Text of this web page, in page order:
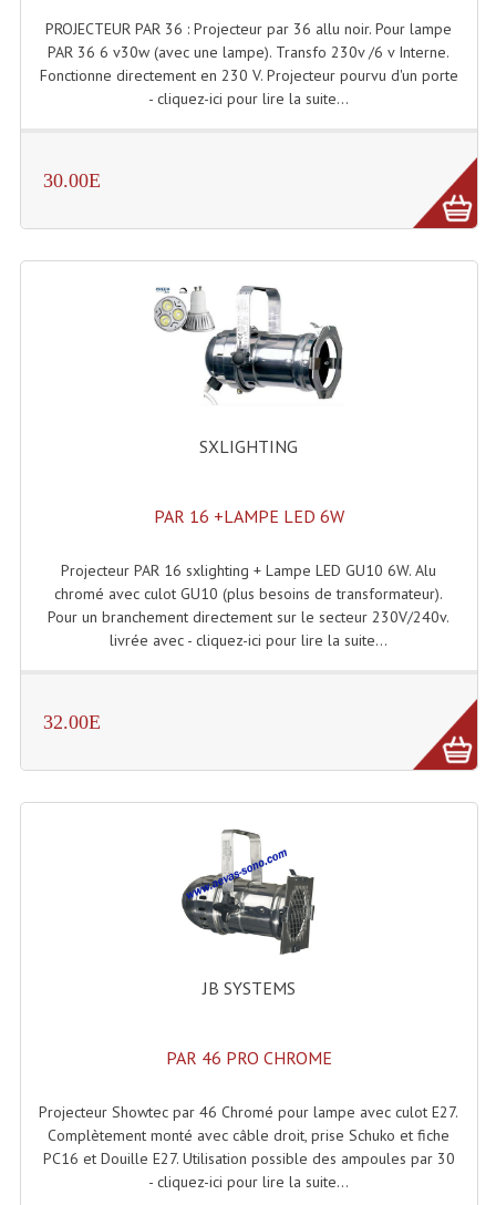
PROJECTEUR PAR 36 : Projecteur par 36 allu noir. Pour lampe
PAR 36 6 v30w (avec une lampe). Transfo 230v /6 v Interne.
Fonctionne directement en 230 V. Projecteur pourvu d'un porte
- cliquez-ici pour lire la suite...
30.00E
SXLIGHTING
PAR 16 +LAMPE LED 6W
Projecteur PAR 16 sxlighting + Lampe LED GU10 6W. Alu
chromé avec culot GU10 (plus besoins de transformateur).
Pour un branchement directement sur le secteur 230V/240v.
livrée avec - cliquez-ici pour lire la suite...
32.00E
JB SYSTEMS
PAR 46 PRO CHROME
Projecteur Showtec par 46 Chromé pour lampe avec culot E27.
Complètement monté avec câble droit, prise Schuko et fiche
PC16 et Douille E27. Utilisation possible des ampoules par 30
- cliquez-ici pour lire la suite...